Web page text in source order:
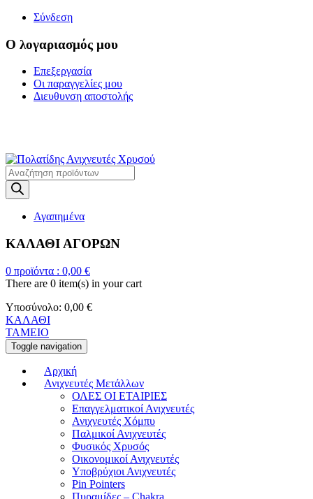
Σύνδεση
Ο λογαριασμός μου
Επεξεργασία
Οι παραγγελίες μου
Διευθυνση αποστολής
Products
search
Αγαπημένα
ΚΑΛΑΘΙ ΑΓΟΡΩΝ
0 προϊόντα : 0,00 €
There are 0 item(s) in your cart
Υποσύνολο: 0,00 €
ΚΑΛΑΘΙ
ΤΑΜΕΙΟ
Toggle navigation
Αρχική
Ανιχνευτές Μετάλλων
ΟΛΕΣ ΟΙ ΕΤΑΙΡΙΕΣ
Επαγγελματικοί Ανιχνευτές
Ανιχνευτές Χόμπυ
Παλμικοί Ανιχνευτές
Φυσικός Χρυσός
Οικονομικοί Ανιχνευτές
Υποβρύχιοι Ανιχνευτές
Pin Pointers
Πυραμίδες – Chakra